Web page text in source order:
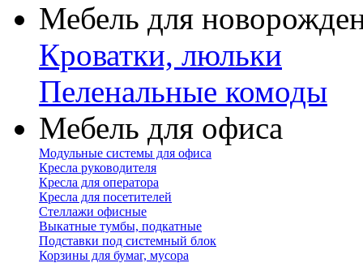
Мебель для
Кроватки, люльки
Пеленальные комоды
Мебель для офиса
Модульные системы для офиса
Кресла руководителя
Кресла для оператора
Кресла для посетителей
Стеллажи офисные
Выкатные тумбы, подкатные
Подставки под системный блок
Корзины для бумаг, мусора